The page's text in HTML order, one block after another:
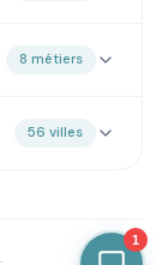
8 métiers
56 villes
1